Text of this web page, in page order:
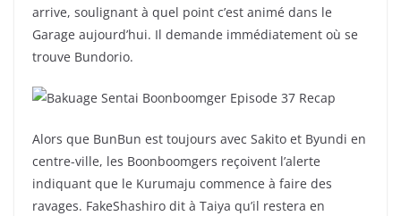
arrive, soulignant à quel point c’est animé dans le
Garage aujourd’hui. Il demande immédiatement où se
trouve Bundorio.
Alors que BunBun est toujours avec Sakito et Byundi en
centre-ville, les Boonboomgers reçoivent l’alerte
indiquant que le Kurumaju commence à faire des
ravages. FakeShashiro dit à Taiya qu’il restera en